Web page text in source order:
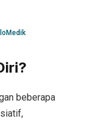
beberapa